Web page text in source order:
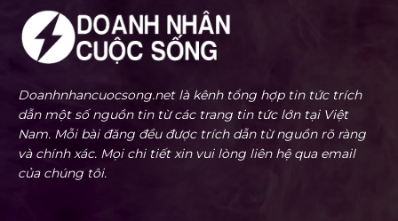
Doanhnhancuocsong.net là kênh tổng hợp tin tức trích
dẫn một số nguồn tin từ các trang tin tức lớn tại Việt
Nam. Mỗi bài đăng đều được trích dẫn từ nguồn rõ ràng
và chính xác. Mọi chi tiết xin vui lòng liên hệ qua email
của chúng tôi.